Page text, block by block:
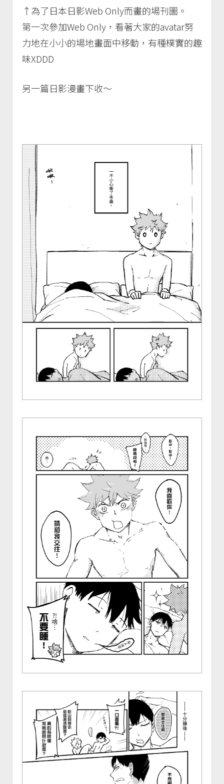
↑為了日本日影Web Only而畫的場刊圖。
第一次參加Web Only，看著大家的avatar努
力地在小小的場地畫面中移動，有種樸實的趣
味XDDD
另一篇日影漫畫下收～